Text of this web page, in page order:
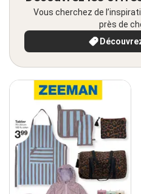
Vous cherchez de
près de